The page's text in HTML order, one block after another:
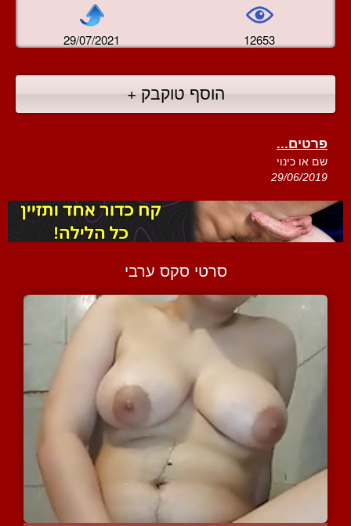
29/07/2021 12653
הוסף טוקבק +
פרטים...
שם או כינוי
29/06/2019
סרטי סקס ערבי